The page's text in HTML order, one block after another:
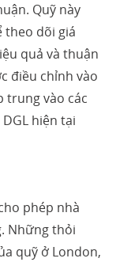
Quỹ này
theo dõi giá
quả và thuận
điều chỉnh vào
trung vào các
hiện tại
phép nhà
Những thỏi
quỹ ở London,